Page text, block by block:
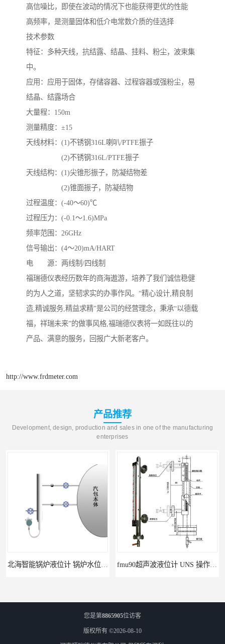
高信噪比，即使在波动的情况下也能获得更优的性能
高频率，是测量固体和低介电常数介质的佳选择
技术参数
特征：多种天线，抗结露、结晶、挂料、粉尘，波束集
中。
应用：应用于固体，存储容器、过程容器或强粉尘，易
结晶、结露场合
大量程：150m
测量精度：±15
天线材料：(1)不锈钢316L喇叭/PTFE振子
(2)不锈钢316L/PTFE振子
天线结构：(1)尖锥形振子，防凝结物差
(2)锥面振子，防凝结物
过程温度：(-40～60)℃
过程压力：(-0.1～1.6)MPa
频率范围：26GHz
信号输出：(4～20)mA/HART
电 源：两线制/四线制
福瑞德仪表经历数年的商海遨游，培养了我们诚信稳健
的为人之道，坚韧求实的办事作风。“精心设计,精良制
造,精诚服务,精益求精”是公司的经营理念，秉承“以德载
福，祥瑞未来”的做事风格,福瑞德仪表将一如既往以的
产品、满意的服务，回报广大新老客户。
http://www.frdmeter.com
产品推荐
Development, design, production and sales in one of the manufacturing
enterprises
您是第8865905位访客
版权所有 ©2026-08-10